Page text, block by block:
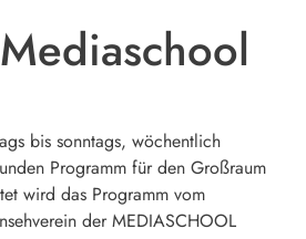
bis sonntags, wöchentlich
Programm für den Großraum
wird das Programm vom
der MEDIASCHOOL